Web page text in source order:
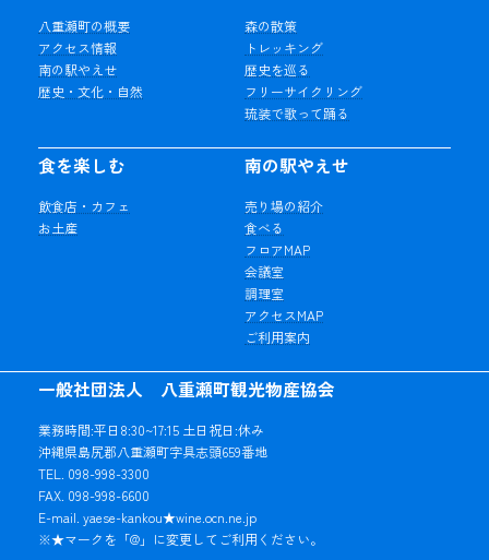
一般社団法人 八重瀬町観光物産協会
業務時間:平日8:30~17:15 土日祝日:休み
沖縄県島尻郡八重瀬町字具志頭659番地
TEL. 098-998-3300
FAX. 098-998-6600
E-mail. yaese-kankou★wine.ocn.ne.jp
※★マークを「@」に変更してご利用ください。
八重瀬町の概要
アクセス情報
南の駅やえせ
歴史・文化・自然
森の散策
トレッキング
歴史を巡る
フリーサイクリング
琉装で歌って踊る
食を楽しむ
飲食店・カフェ
お土産
南の駅やえせ
売り場の紹介
食べる
フロアMAP
会議室
調理室
アクセスMAP
ご利用案内